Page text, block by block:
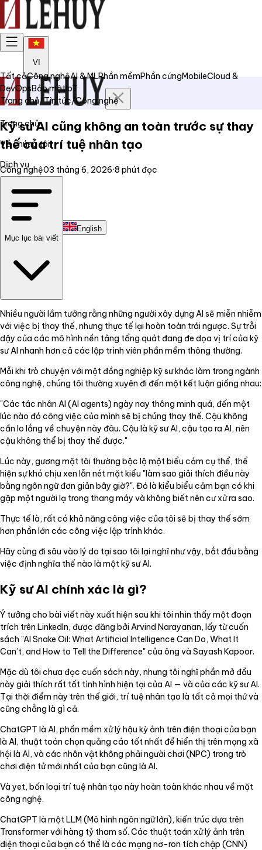
VI
Trang chủ
Về chúng tôi
Dịch vụ
Liên hệ
English
Tất cảCông nghệAI & MLPhần mềmPhần cứngMobileCloud &
DevOpsBảo mậtIoT
Trang chủ/Tin tức/Công nghệ
Kỹ sư AI cũng không an toàn trước sự thay
thế của trí tuệ nhân tạo
Công nghệ03 tháng 6, 2026·8 phút đọc
Mục lục bài viết
Nhiều người lầm tưởng rằng những người xây dựng AI sẽ miễn nhiễm
với việc bị thay thế, nhưng thực tế lại hoàn toàn trái ngược. Sự trỗi
dậy của các mô hình nền tảng tổng quát đang đe dọa vị trí của kỹ
sư AI nhanh hơn cả các lập trình viên phần mềm thông thường.
Mỗi khi trò chuyện với một đồng nghiệp kỹ sư khác làm trong ngành
công nghệ, chúng tôi thường xuyên đi đến một kết luận giống nhau:
"Các tác nhân AI (AI agents) ngày nay thông minh quá, đến một
lúc nào đó công việc của mình sẽ bị chúng thay thế. Cậu không
cần lo lắng về chuyện này đâu. Cậu là kỹ sư AI, cậu tạo ra AI, nên
cậu không thể bị thay thế được."
Lúc này, gương mặt tôi thường bộc lộ một biểu cảm cụ thể, thể
hiện sự khó chịu xen lẫn nét mặt kiểu "làm sao giải thích điều này
bằng ngôn ngữ đơn giản bây giờ?". Đó là kiểu biểu cảm bạn có khi
gặp một người lạ trong thang máy và không biết nên cư xử ra sao.
Thực tế là, rất có khả năng công việc của tôi sẽ bị thay thế sớm
hơn phần lớn các công việc lập trình khác.
Hãy cùng đi sâu vào lý do tại sao tôi lại nghĩ như vậy, bắt đầu bằng
việc định nghĩa thế nào là một kỹ sư AI.
Kỹ sư AI chính xác là gì?
Ý tưởng cho bài viết này xuất hiện sau khi tôi nhìn thấy một đoạn
trích trên LinkedIn, được đăng bởi Arvind Narayanan, lấy từ cuốn
sách "AI Snake Oil: What Artificial Intelligence Can Do, What It
Can’t, and How to Tell the Difference" của ông và Sayash Kapoor.
Mặc dù tôi chưa đọc cuốn sách này, nhưng tôi nghĩ phần mở đầu
này giải thích rất tốt tình hình hiện tại của AI — và của các kỹ sư AI.
Tại thời điểm này trên thế giới, trí tuệ nhân tạo là tất cả mọi thứ và
cũng chẳng là gì cả.
ChatGPT là AI, phần mềm xử lý hậu kỳ ảnh trên điện thoại của bạn
là AI, thuật toán chọn quảng cáo tốt nhất để hiển thị trên mạng xã
hội là AI, và các nhân vật không phải người chơi (NPC) trong trò
chơi điện tử mới nhất của bạn cũng là AI.
Và yet, bốn loại trí tuệ nhân tạo này hoàn toàn khác nhau về mặt
công nghệ.
ChatGPT là một LLM (Mô hình ngôn ngữ lớn), kiến trúc dựa trên
Transformer với hàng tỷ tham số. Các thuật toán xử lý ảnh trên
điện thoại của bạn có thể là các mạng nơ-ron tích chập (CNN)